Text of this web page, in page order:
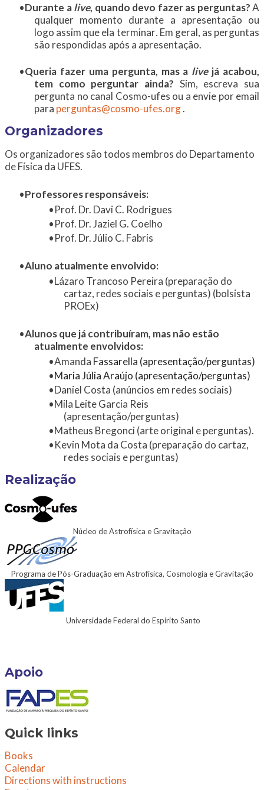
Durante alive, quando devo fazer as perguntas?A
qualquer momento durante a apresentação ou
logo assim que ela terminar. Em geral, as perguntas
são respondidas após a apresentação.
Queria fazer uma pergunta, mas a livejá acabou,
tem como perguntar ainda? Sim, escreva sua
pergunta no canal Cosmo-ufes ou a envie por email
para perguntas@cosmo-ufes.org.
Organizadores
Os organizadores são todos membros do Departamento
de Física da UFES.
Professores responsáveis:
Prof. Dr. Davi C. Rodrigues
Prof. Dr. Jaziel G. Coelho
Prof. Dr. Júlio C. Fabris
Aluno atualmente envolvido: ​
Lázaro Trancoso Pereira (preparação do
cartaz, redes sociais e perguntas) (bolsista
PROEx)
​Alunos que já contribuíram, mas não estão
atualmente envolvidos:
Amanda Fassarella (apresentação/perguntas)
Maria Júlia Araújo (apresentação/perguntas)
Daniel Costa (anúncios em redes sociais)
Mila Leite Garcia Reis
(apresentação/perguntas)
Matheus Bregonci (arte original e perguntas).
Kevin Mota da Costa (preparação do cartaz,
redes sociais e perguntas)
Realização
Núcleo de Astrofísica e Gravitação
Programa de Pós-Graduação em Astrofísica, Cosmologia e Gravitação
Universidade Federal do Espírito Santo
Apoio
Quick links
Books
Calendar
Directions with instructions